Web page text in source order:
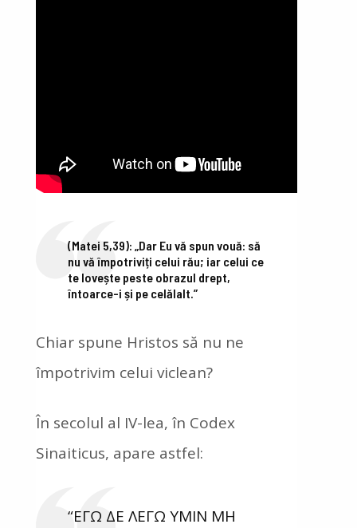
(Matei 5,39): „Dar Eu vă spun vouă: să
nu vă împotriviți celui rău; iar celui ce
te lovește peste obrazul drept,
întoarce-i și pe celălalt.”
Chiar spune Hristos să nu ne
împotrivim celui viclean?
În secolul al IV-lea, în Codex
Sinaiticus, apare astfel:
“ΕΓΩ ΔΕ ΛΕΓΩ ΥΜΙΝ ΜΗ